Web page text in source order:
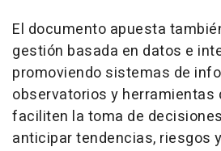
El documento apuesta
gestión basada en datos e
promoviendo sistemas de
observatorios y herramientas
faciliten la toma de
anticipar tendencias, riesgos